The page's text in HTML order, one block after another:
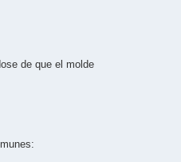
de que el molde